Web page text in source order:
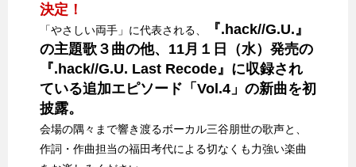
決定！
「やさしい両手」に代表される、
『.hack//G.U.』
の主題歌３曲の他、11月１日（水）発売の
『.hack//G.U. Last Recode』に収録され
ている追加エピソード「Vol.4」の新曲を初
披露。
会場の隅々まで響き渡るボーカル三谷朋世の歌声と、
作詞・作曲担当の福田考代による切なくも力強い楽曲